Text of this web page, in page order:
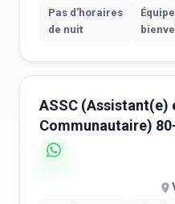
Pas d’horaires
de nuit
Équipe
ASSC (Assistant(e)
Communautaire)